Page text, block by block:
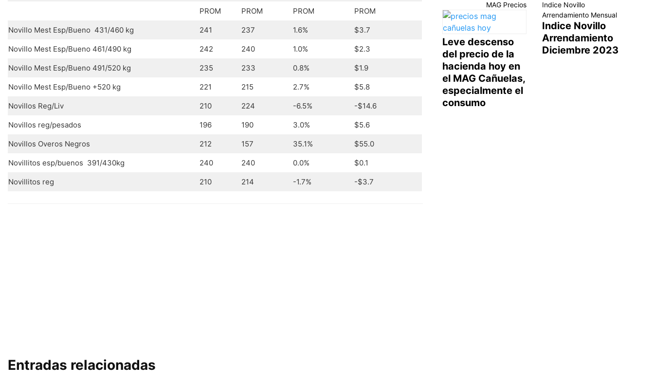
PROM PROM PROM PROM
Novillo Mest Esp/Bueno 431/460 kg 241 237 1.6% $3.7
Novillo Mest Esp/Bueno 461/490 kg 242 240 1.0% $2.3
Novillo Mest Esp/Bueno 491/520 kg 235 233 0.8% $1.9
Novillo Mest Esp/Bueno +520 kg 221 215 2.7% $5.8
Novillos Reg/Liv 210 224 -6.5% -$14.6
Novillos reg/pesados 196 190 3.0% $5.6
Novillos Overos Negros 212 157 35.1% $55.0
Novillitos esp/buenos 391/430kg 240 240 0.0% $0.1
Novillitos reg 210 214 -1.7% -$3.7
Entradas relacionadas
MAG Precios
Leve descenso
del precio de la
hacienda hoy en
el MAG Cañuelas,
especialmente el
consumo
Indice Novillo
Arrendamiento Mensual
Indice Novillo
Arrendamiento
Diciembre 2023